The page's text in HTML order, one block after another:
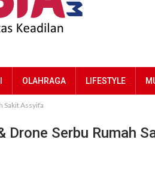
OLAHRAGA LIFESTYLE
Sakit Assyifa
Drone Serbu Rumah